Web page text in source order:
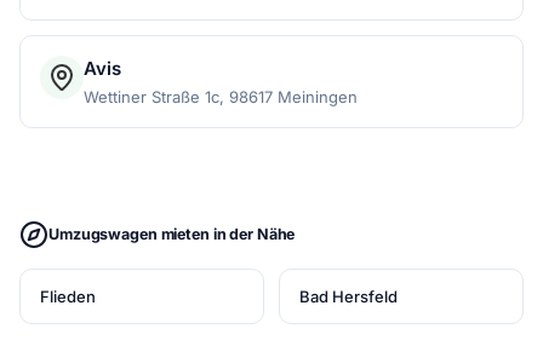
Avis
Wettiner Straße 1c, 98617 Meiningen
Umzugswagen mieten in der Nähe
Flieden Bad Hersfeld